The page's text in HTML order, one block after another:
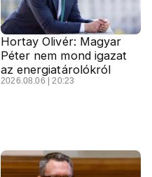
Hortay Olivér: Magyar
Péter nem mond igazat
az energiatárolókról
2026.08.06 | 20:23